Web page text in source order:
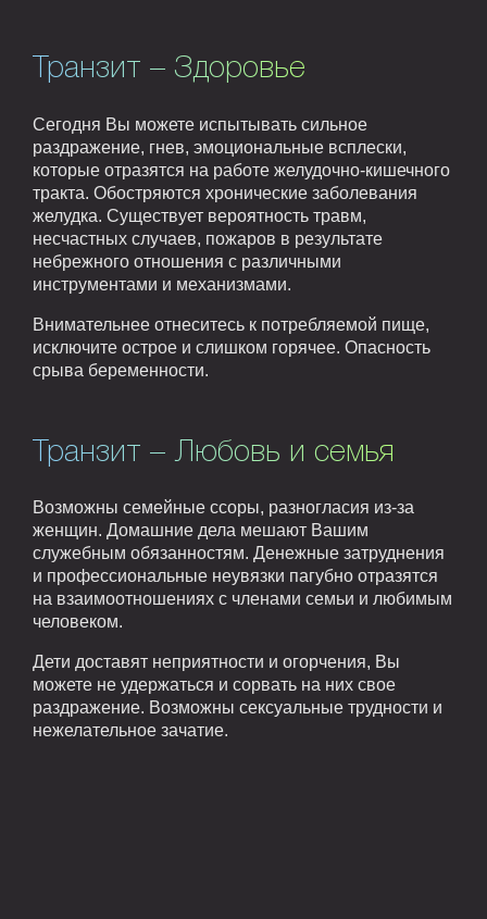
Транзит – Здоровье
Сегодня Вы можете испытывать сильное
раздражение, гнев, эмоциональные всплески,
которые отразятся на работе желудочно-кишечного
тракта. Обостряются хронические заболевания
желудка. Существует вероятность травм,
несчастных случаев, пожаров в результате
небрежного отношения с различными
инструментами и механизмами.
Внимательнее отнеситесь к потребляемой пище,
исключите острое и слишком горячее. Опасность
срыва беременности.
Транзит – Любовь и семья
Возможны семейные ссоры, разногласия из-за
женщин. Домашние дела мешают Вашим
служебным обязанностям. Денежные затруднения
и профессиональные неувязки пагубно отразятся
на взаимоотношениях с членами семьи и любимым
человеком.
Дети доставят неприятности и огорчения, Вы
можете не удержаться и сорвать на них свое
раздражение. Возможны сексуальные трудности и
нежелательное зачатие.